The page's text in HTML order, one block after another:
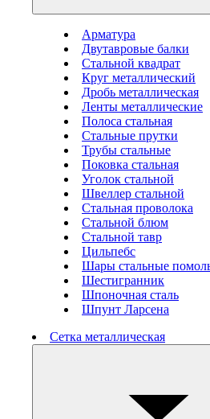
Арматура
Двутавровые балки
Стальной квадрат
Круг металлический
Дробь металлическая
Ленты металлические
Полоса стальная
Стальные прутки
Трубы стальные
Поковка стальная
Уголок стальной
Швеллер стальной
Стальная проволока
Стальной блюм
Стальной тавр
Цильпебс
Шары стальные
Шестигранник
Шпоночная сталь
Шпунт Ларсена
Сетка металлическая